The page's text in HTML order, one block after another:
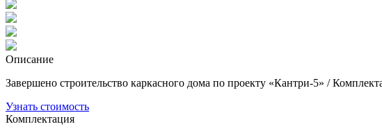
Описание
Завершено строительство каркасного дома по проекту «Кантри-5» /
Узнать стоимость
Комплектация